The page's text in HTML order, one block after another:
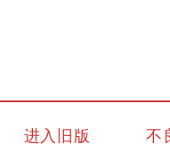
进入旧版 不